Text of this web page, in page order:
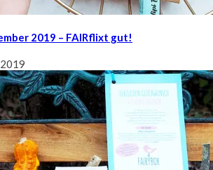
2019 – FAIRflixt gut!